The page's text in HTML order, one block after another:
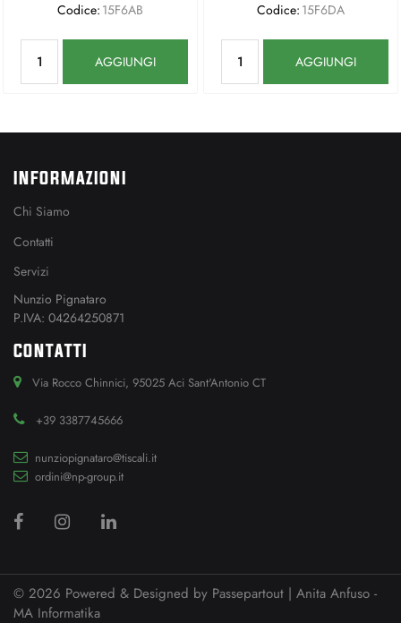
Codice: 15F6AB
AGGIUNGI
Codice: 15F6DA
AGGIUNGI
INFORMAZIONI
Chi Siamo
Contatti
Servizi
Nunzio Pignataro
P.IVA: 04264250871
CONTATTI
Via Rocco Chinnici, 95025 Aci Sant'Antonio CT
+39 3387745666
nunziopignataro@tiscali.it
ordini@np-group.it
© 2026 Powered & Designed by Passepartout | Anita Anfuso -
MA Informatika